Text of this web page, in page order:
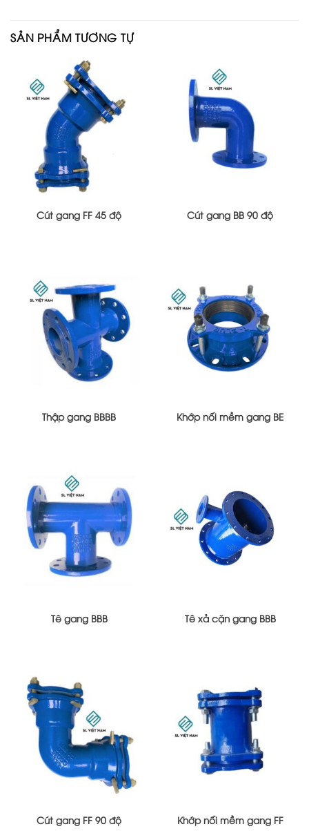
SẢN PHẨM TƯƠNG TỰ
Cút gang FF 45 độ Cút gang BB 90 độ
Thập gang BBBB Khớp nối mềm gang BE
Tê gang BBB Tê xả cặn gang BBB
Cút gang FF 90 độ Khớp nối mềm gang FF